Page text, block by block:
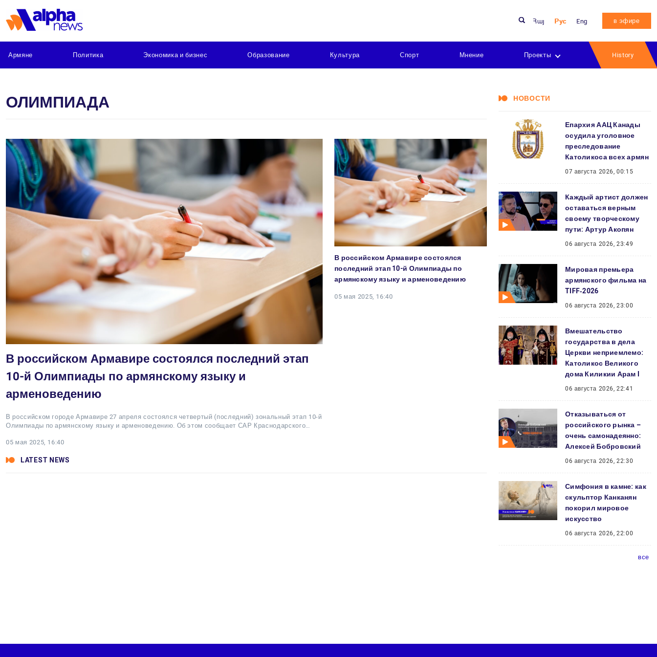
Հայ Рус Eng в эфире
Армяне Политика Экономика и бизнес Образование Культура Спорт Мнение Проекты History
ОЛИМПИАДА
В российском Армавире состоялся последний этап
10-й Олимпиады по армянскому языку и
арменоведению
В российском городе Армавире 27 апреля состоялся четвертый (последний) зональный этап 10-й
Олимпиады по армянскому языку и арменоведению. Об этом сообщает САР Краснодарского…
05 мая 2025, 16:40
В российском Армавире состоялся
последний этап 10-й Олимпиады по
армянскому языку и арменоведению
05 мая 2025, 16:40
LATEST NEWS
НОВОСТИ
Епархия ААЦ Канады
осудила уголовное
преследование
Католикоса всех армян
07 августа 2026, 00:15
Каждый артист должен
оставаться верным
своему творческому
пути: Артур Акопян
06 августа 2026, 23:49
Мировая премьера
армянского фильма на
TIFF‑2026
06 августа 2026, 23:00
Вмешательство
государства в дела
Церкви неприемлемо:
Католикос Великого
дома Киликии Арам I
06 августа 2026, 22:41
Отказываться от
российского рынка –
очень самонадеянно:
Алексей Бобровский
06 августа 2026, 22:30
Симфония в камне: как
скульптор Канканян
покорил мировое
искусство
06 августа 2026, 22:00
все